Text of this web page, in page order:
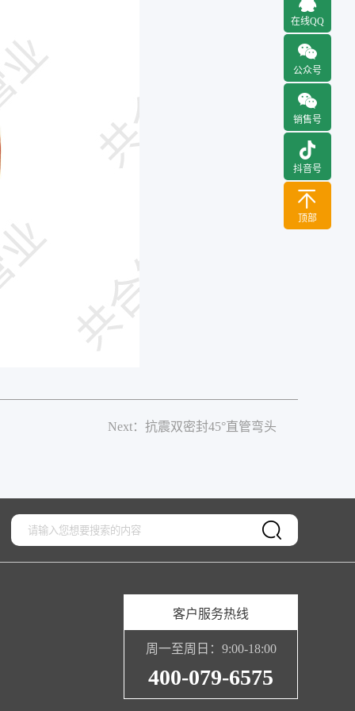
Next：抗震双密封45°直管弯头
客户服务热线
周一至周日：9:00-18:00
400-079-6575
在线QQ
公众号
销售号
抖音号
顶部